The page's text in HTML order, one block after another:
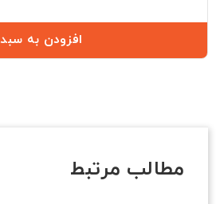
افزودن به سبد
مطالب مرتبط